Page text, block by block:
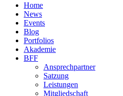
Home
News
Events
Blog
Portfolios
Akademie
BFF
Ansprechpartner
Satzung
Leistungen
Mitgliedschaft